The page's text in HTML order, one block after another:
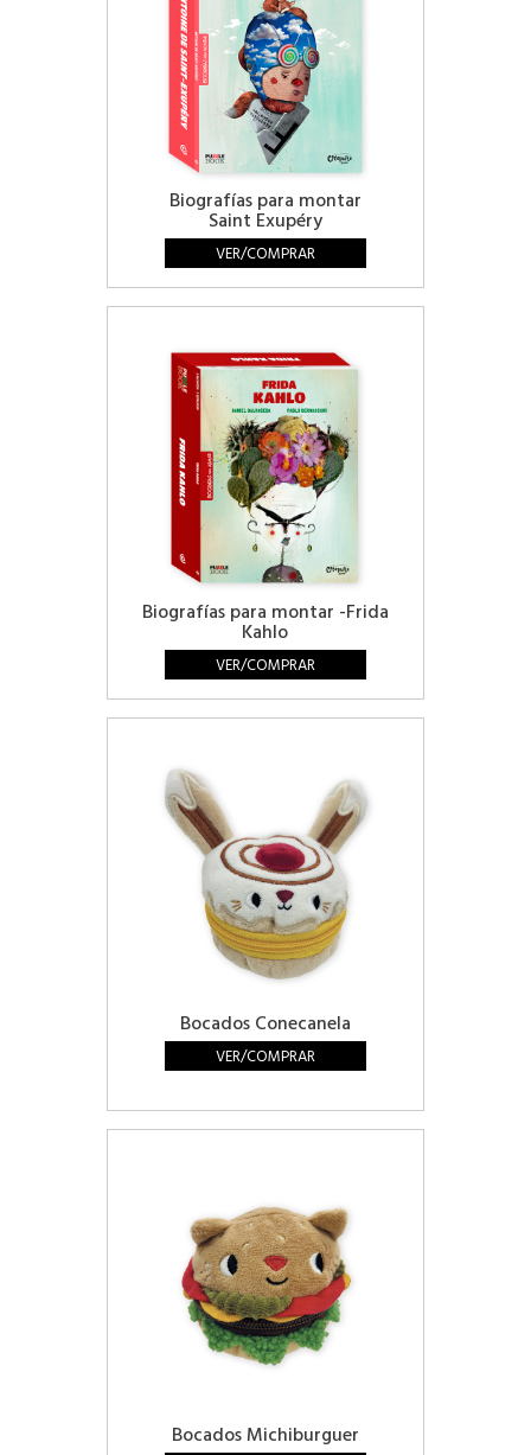
Biografías para montar
Saint Exupéry
VER/COMPRAR
Biografías para montar -Frida
Kahlo
VER/COMPRAR
Bocados Conecanela
VER/COMPRAR
Bocados Michiburguer